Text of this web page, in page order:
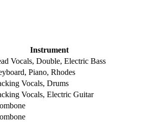
Instrument
Vocals, Double, Electric Bass
Piano, Rhodes
Vocals, Drums
Vocals, Electric Guitar